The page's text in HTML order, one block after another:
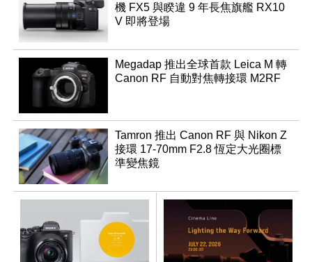
機 FX5 與睽違 9 年長焦旗艦 RX10
V 即將登場
Megadap 推出全球首款 Leica M 轉
Canon RF 自動對焦轉接環 M2RF
Tamron 推出 Canon RF 與 Nikon Z
接環 17-70mm F2.8 恆定大光圈標
準變焦鏡